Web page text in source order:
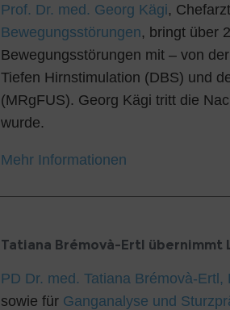
Prof. Dr. med. Georg Kägi,
Bewegungsstörungen, bringt über
Bewegungsstörungen mit – von
Tiefen Hirnstimulation (DBS) und
(MRgFUS). Georg Kägi tritt die
wurde.
Mehr Informationen
Tatiana Brémovà-Ertl übernimmt
PD Dr. med. Tatiana Brémovà-Ertl,
sowie für Ganganalyse und